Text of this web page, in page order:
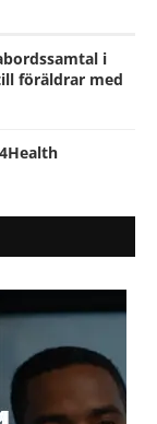
i
föräldrar med